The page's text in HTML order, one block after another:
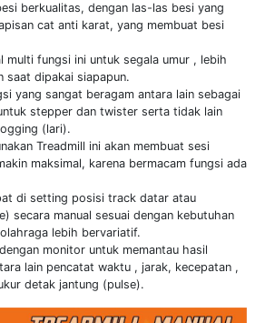
berkualitas, dengan las-las besi yang
cat anti karat, yang membuat besi
multi fungsi ini untuk segala umur , lebih
saat dipakai siapapun.
yang sangat beragam antara lain sebagai
stepper dan twister serta tidak lain
(lari).
Treadmill ini akan membuat sesi
maksimal, karena bermacam fungsi ada
di setting posisi track datar atau
secara manual sesuai dengan kebutuhan
lebih bervariatif.
monitor untuk memantau hasil
lain pencatat waktu , jarak, kecepatan ,
detak jantung (pulse).